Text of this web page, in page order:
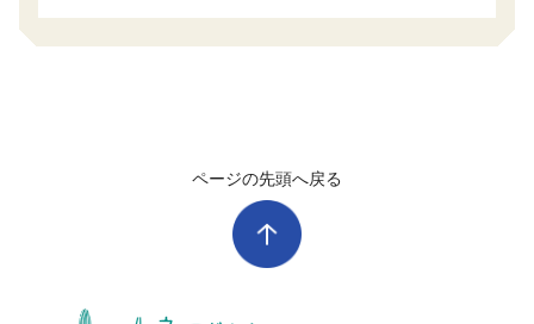
ページの先頭へ戻る